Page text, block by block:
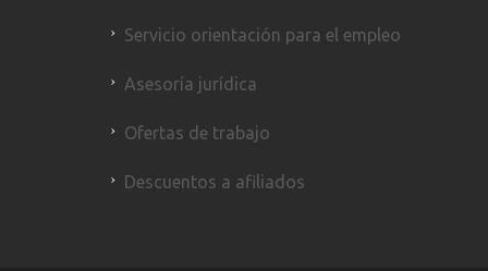
Servicio orientación para el empleo
Asesoría jurídica
Ofertas de trabajo
Descuentos a afiliados